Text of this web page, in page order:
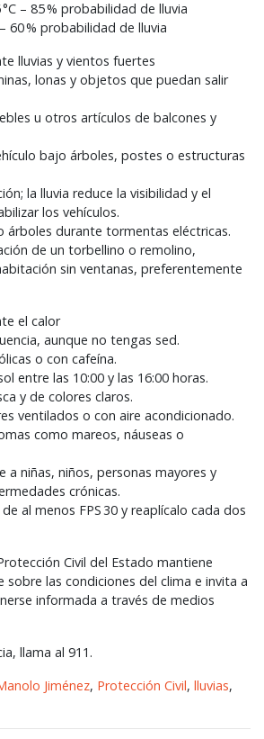
°C – 85 % probabilidad de lluvia
– 60 % probabilidad de lluvia
lluvias y vientos fuertes
lonas y objetos que puedan salir
u otros artículos de balcones y
bajo árboles, postes o estructuras
la lluvia reduce la visibilidad y el
los vehículos.
árboles durante tormentas eléctricas.
de un torbellino o remolino,
sin ventanas, preferentemente
el calor
aunque no tengas sed.
o con cafeína.
entre las 10:00 y las 16:00 horas.
y de colores claros.
ventilados o con aire acondicionado.
como mareos, náuseas o
a niñas, niños, personas mayores y
crónicas.
al menos FPS30 y reaplícalo cada dos
Civil del Estado mantiene
sobre las condiciones del clima e invita a
informada a través de medios
llama al 911.
Jiménez, Protección Civil, lluvias,